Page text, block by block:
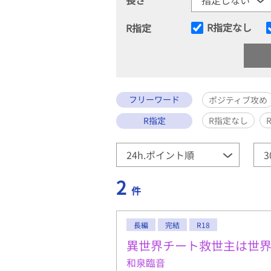
R指定
R指定なし
フリーワード
ポジティブ攻め
R指定
R指定なし
2 件
長編 完結 R18
異世界チート救世主は世
和泉臨音